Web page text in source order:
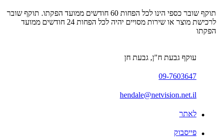
תוקף שובר כספי הינו לכל הפחות 60 חודשים ממועד הפקתו. תוקף שובר
לרכישת מוצר או שירות מסויים יהיה לכל הפחות 24 חודשים ממועד
הפקתו
עוקף גבעת ח"ן, גבעת חן
09-7603647
hendale@netvision.net.il
לאתר
פייסבוק